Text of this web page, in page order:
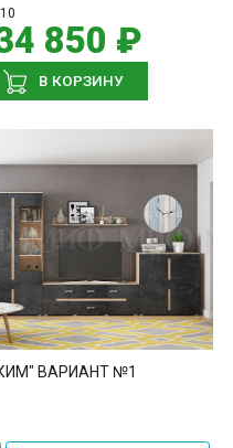
850 ₽
В КОРЗИНУ
ВАРИАНТ №1